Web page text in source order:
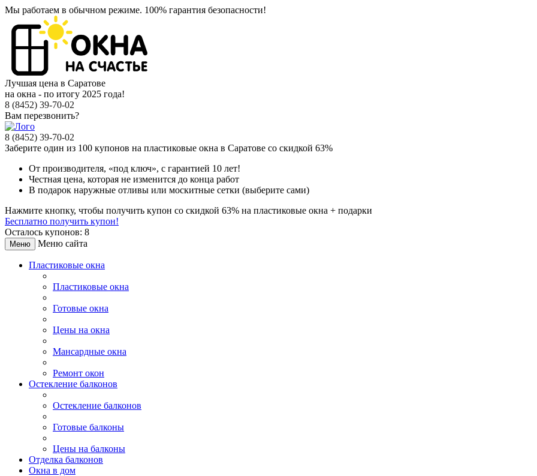
Мы работаем в обычном режиме. 100% гарантия безопасности!
Лучшая цена в Саратове
на окна - по итогу 2025 года!
8 (8452) 39-70-02
Вам перезвонить?
8 (8452) 39-70-02
Заберите один из 100 купонов на пластиковые окна в Саратове со скидкой 63%
От производителя, «под ключ», с гарантией 10 лет!
Честная цена, которая не изменится до конца работ
В подарок наружные отливы или москитные сетки (выберите сами)
Нажмите кнопку, чтобы получить купон со скидкой 63% на пластиковые окна + подарки
Бесплатно получить купон!
Осталось купонов: 8
Меню Меню сайта
Пластиковые окна
Пластиковые окна
Готовые окна
Цены на окна
Мансардные окна
Ремонт окон
Остекление балконов
Остекление балконов
Готовые балконы
Цены на балконы
Отделка балконов
Окна в дом